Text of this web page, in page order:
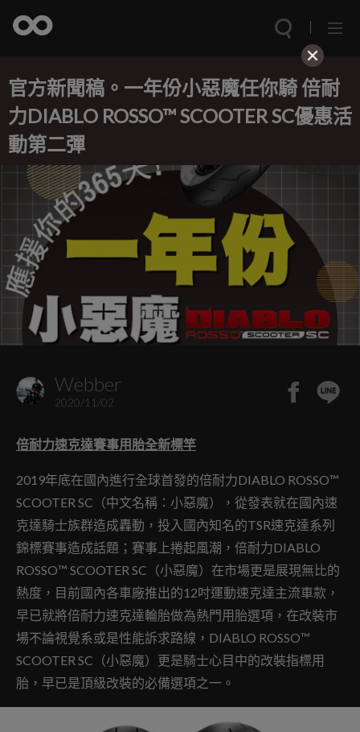
官方新聞稿。一年份小惡魔任你騎 倍耐
力DIABLO ROSSO™ SCOOTER SC優惠活
動第二彈
Webber
2020/11/02
倍耐力速克達賽事用胎全新標竿
2019年底在國內進行全球首發的倍耐力DIABLO ROSSO™
SCOOTER SC（中文名稱：小惡魔），從發表就在國內速
克達騎士族群造成轟動，投入國內知名的TSR速克達系列
錦標賽事造成話題；賽事上捲起風潮，倍耐力DIABLO
ROSSO™ SCOOTER SC（小惡魔）在市場更是展現無比的
熱度，目前國內各車廠推出的12吋運動速克達主流車款，
早已就將倍耐力速克達輪胎做為熱門用胎選項，在改裝市
場不論視覺系或是性能訴求路線，DIABLO ROSSO™
SCOOTER SC（小惡魔）更是騎士心目中的改裝指標用
胎，早已是頂級改裝的必備選項之一。